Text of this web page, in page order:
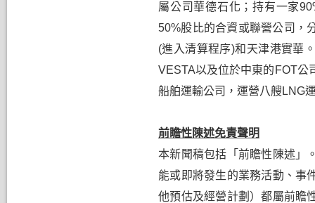
屬公司華德石化；持有一家
50%股比的合資或聯營公司，
(進入清算程序)和天津港實華
VESTA以及位於中東的 FOT公
船舶運輸公司，運營八艘 LNG
前瞻性陳述免責聲明
本新聞稿包括「前瞻性陳述」
能或即將發生的業務活動、事
他預估及經營計劃）都屬前瞻